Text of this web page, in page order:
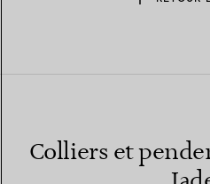
Colliers et